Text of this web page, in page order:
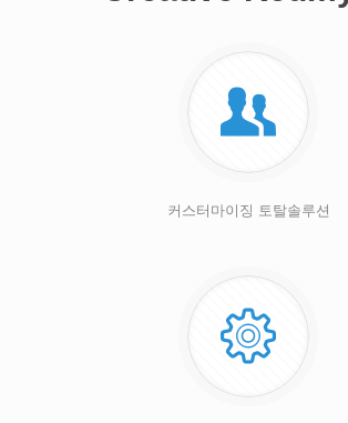
커스터마이징 토탈솔루션